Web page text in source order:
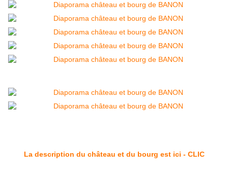
La description du château et du bourg est ici - CLIC